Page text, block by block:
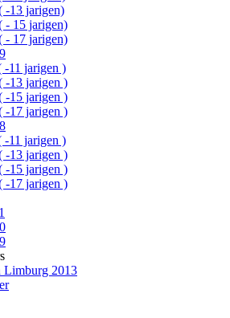
-13 jarigen)
- 15 jarigen)
- 17 jarigen)
-11 jarigen )
-13 jarigen )
-15 jarigen )
-17 jarigen )
-11 jarigen )
-13 jarigen )
-15 jarigen )
-17 jarigen )
Limburg 2013